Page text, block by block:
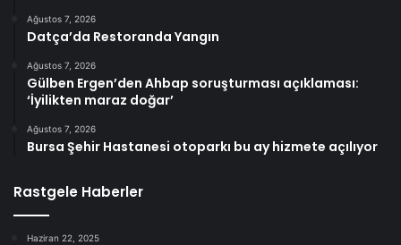
Ağustos 7, 2026
Datça’da Restoranda Yangın
Ağustos 7, 2026
Gülben Ergen’den Ahbap soruşturması açıklaması:
‘İyilikten maraz doğar’
Ağustos 7, 2026
Bursa Şehir Hastanesi otoparkı bu ay hizmete açılıyor
Rastgele Haberler
Haziran 22, 2025